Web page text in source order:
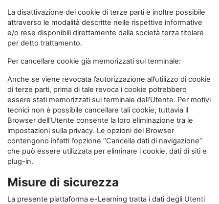
La disattivazione dei cookie di terze parti è inoltre possibile
attraverso le modalità descritte nelle rispettive informative
e/o rese disponibili direttamente dalla società terza titolare
per detto trattamento.
Per cancellare cookie già memorizzati sul terminale:
Anche se viene revocata l’autorizzazione all’utilizzo di cookie
di terze parti, prima di tale revoca i cookie potrebbero
essere stati memorizzati sul terminale dell’Utente. Per motivi
tecnici non è possibile cancellare tali cookie, tuttavia il
Browser dell’Utente consente la loro eliminazione tra le
impostazioni sulla privacy. Le opzioni del Browser
contengono infatti l’opzione “Cancella dati di navigazione”
che può essere utilizzata per eliminare i cookie, dati di siti e
plug-in.
Misure di sicurezza
La presente piattaforma e-Learning tratta i dati degli Utenti